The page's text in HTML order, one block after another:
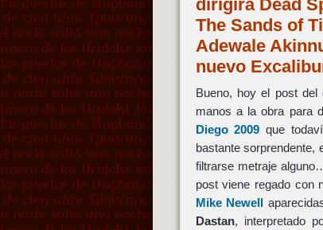
dirigirá Dead
The Sands of
Adewale
nuevo
Bueno, hoy el post
manos a la obra para
Diego 2009 que
bastante sorprendente,
filtrarse metraje
post viene regado con
Mike Newell
Dastan, interpretado